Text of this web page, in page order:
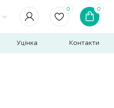
0 0
Уцінка Контакти